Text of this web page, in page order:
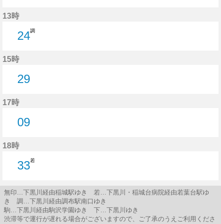
13時
24調
15時
29
17時
09
18時
33若
無印…下黒川経由稲城駅ゆき 若…下黒川・稲城台病院経由若葉台駅ゆ
き 調…下黒川経由調布駅南口ゆき
駒…下黒川経由駒沢学園ゆき 下…下黒川ゆき
渋滞等で運行が遅れる場合がございますので、ご了承のうえご利用くださ